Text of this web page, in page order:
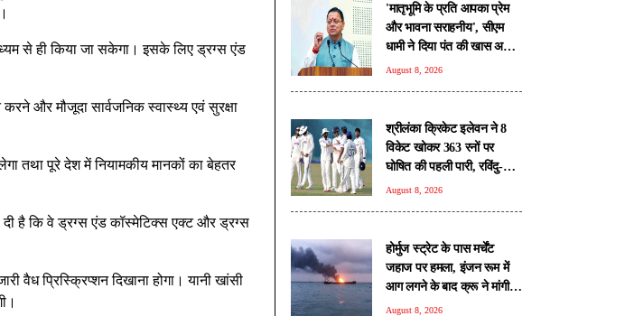
से ही किया जा सकेगा। इसके लिए ड्रग्स एंड
और मौजूदा सार्वजनिक स्वास्थ्य एवं सुरक्षा
तथा पूरे देश में नियामकीय मानकों का बेहतर
है कि वे ड्रग्स एंड कॉस्मेटिक्स एक्ट और ड्रग्स
वैध प्रिस्क्रिप्शन दिखाना होगा। यानी खांसी
'मातृभूमि के प्रति आपका प्रेम
और भावना सराहनीय', सीएम
धामी ने दिया पंत की खास अपील
का जवाब
August 8, 2026
श्रीलंका क्रिकेट इलेवन ने 8
विकेट खोकर 363 रनों पर
घोषित की पहली पारी, रविंदु-
मदुश्का ने लगाए अर्धशतक
August 8, 2026
होर्मुज स्ट्रेट के पास मर्चेंट
जहाज पर हमला, इंजन रूम में
आग लगने के बाद क्रू ने मांगी
मदद
August 8, 2026